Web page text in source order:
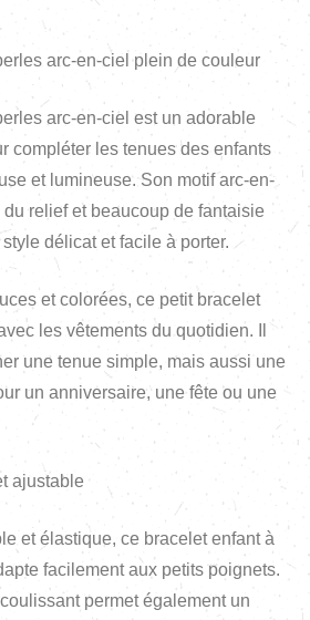
arc-en-ciel plein de couleur
arc-en-ciel est un adorable
compléter les tenues des enfants
et lumineuse. Son motif arc-en-
relief et beaucoup de fantaisie
délicat et facile à porter.
et colorées, ce petit bracelet
les vêtements du quotidien. Il
une tenue simple, mais aussi une
un anniversaire, une fête ou une
ajustable
et élastique, ce bracelet enfant à
facilement aux petits poignets.
permet également un